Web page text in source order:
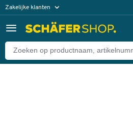
Zakelijke klanten
Particuliere klanten
Terug